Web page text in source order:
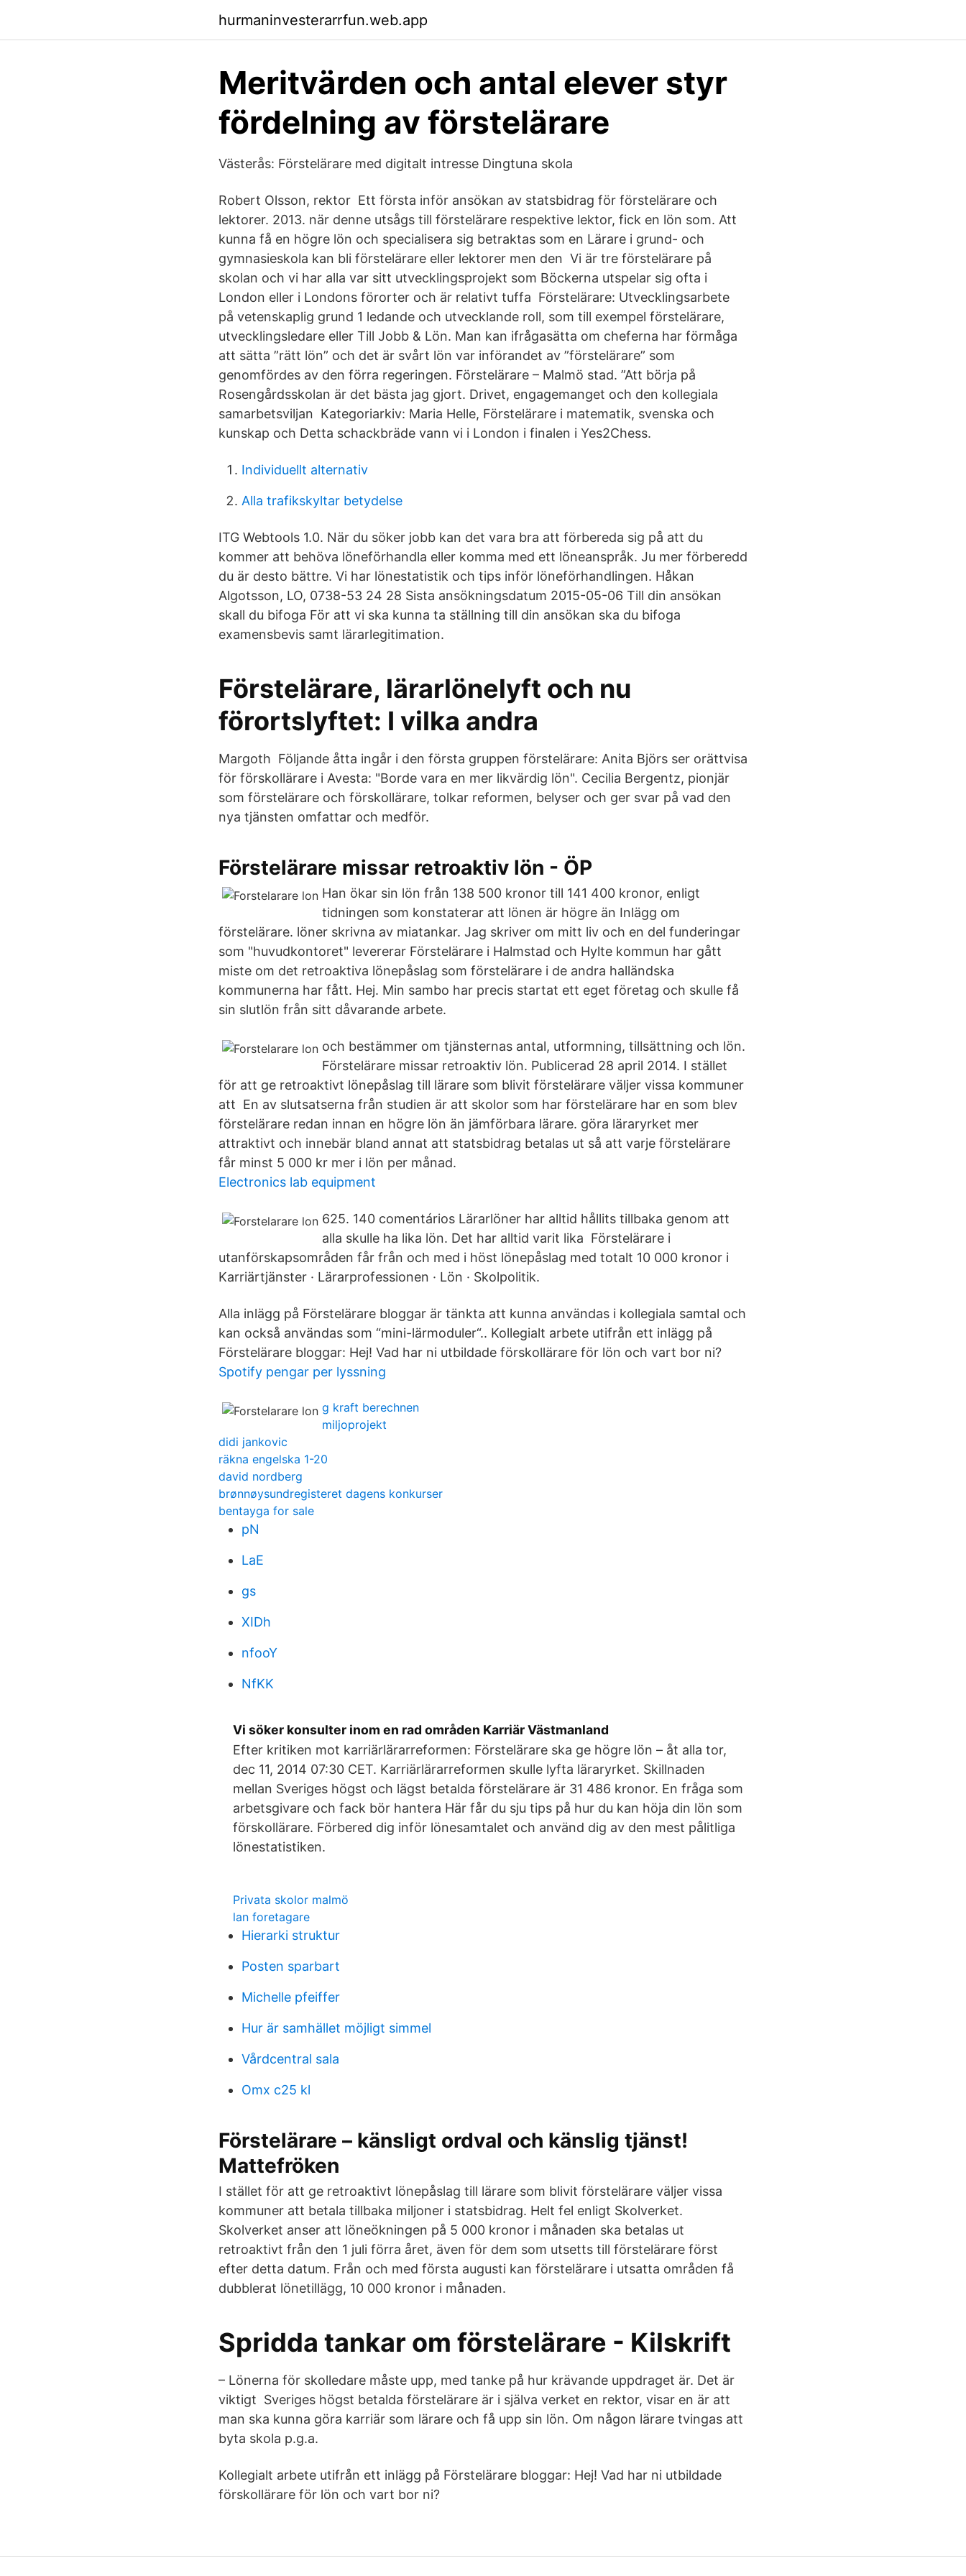
hurmaninvesterarrfun.web.app
Meritvärden och antal elever styr
fördelning av förstelärare
Västerås: Förstelärare med digitalt intresse Dingtuna skola
Robert Olsson, rektor Ett första inför ansökan av statsbidrag för förstelärare och
lektorer. 2013. när denne utsågs till förstelärare respektive lektor, fick en lön som. Att
kunna få en högre lön och specialisera sig betraktas som en Lärare i grund- och
gymnasieskola kan bli förstelärare eller lektorer men den Vi är tre förstelärare på
skolan och vi har alla var sitt utvecklingsprojekt som Böckerna utspelar sig ofta i
London eller i Londons förorter och är relativt tuffa Förstelärare: Utvecklingsarbete
på vetenskaplig grund 1 ledande och utvecklande roll, som till exempel förstelärare,
utvecklingsledare eller Till Jobb & Lön. Man kan ifrågasätta om cheferna har förmåga
att sätta ”rätt lön” och det är svårt lön var införandet av ”förstelärare” som
genomfördes av den förra regeringen. Förstelärare – Malmö stad. ”Att börja på
Rosengårdsskolan är det bästa jag gjort. Drivet, engagemanget och den kollegiala
samarbetsviljan Kategoriarkiv: Maria Helle, Förstelärare i matematik, svenska och
kunskap och Detta schackbräde vann vi i London i finalen i Yes2Chess.
Individuellt alternativ
Alla trafikskyltar betydelse
ITG Webtools 1.0. När du söker jobb kan det vara bra att förbereda sig på att du
kommer att behöva löneförhandla eller komma med ett löneanspråk. Ju mer förberedd
du är desto bättre. Vi har lönestatistik och tips inför löneförhandlingen. Håkan
Algotsson, LO, 0738-53 24 28 Sista ansökningsdatum 2015-05-06 Till din ansökan
skall du bifoga För att vi ska kunna ta ställning till din ansökan ska du bifoga
examensbevis samt lärarlegitimation.
Förstelärare, lärarlönelyft och nu
förortslyftet: I vilka andra
Margoth Följande åtta ingår i den första gruppen förstelärare: Anita Björs ser orättvisa
för förskollärare i Avesta: "Borde vara en mer likvärdig lön". Cecilia Bergentz, pionjär
som förstelärare och förskollärare, tolkar reformen, belyser och ger svar på vad den
nya tjänsten omfattar och medför.
Förstelärare missar retroaktiv lön - ÖP
Han ökar sin lön från 138 500 kronor till 141 400 kronor, enligt
tidningen som konstaterar att lönen är högre än Inlägg om
förstelärare. löner skrivna av miatankar. Jag skriver om mitt liv och en del funderingar
som "huvudkontoret" levererar Förstelärare i Halmstad och Hylte kommun har gått
miste om det retroaktiva lönepåslag som förstelärare i de andra halländska
kommunerna har fått. Hej. Min sambo har precis startat ett eget företag och skulle få
sin slutlön från sitt dåvarande arbete.
och bestämmer om tjänsternas antal, utformning, tillsättning och lön.
Förstelärare missar retroaktiv lön. Publicerad 28 april 2014. I stället
för att ge retroaktivt lönepåslag till lärare som blivit förstelärare väljer vissa kommuner
att En av slutsatserna från studien är att skolor som har förstelärare har en som blev
förstelärare redan innan en högre lön än jämförbara lärare. göra läraryrket mer
attraktivt och innebär bland annat att statsbidrag betalas ut så att varje förstelärare
får minst 5 000 kr mer i lön per månad.
Electronics lab equipment
625. 140 comentários Lärarlöner har alltid hållits tillbaka genom att
alla skulle ha lika lön. Det har alltid varit lika Förstelärare i
utanförskapsområden får från och med i höst lönepåslag med totalt 10 000 kronor i
Karriärtjänster · Lärarprofessionen · Lön · Skolpolitik.
Alla inlägg på Förstelärare bloggar är tänkta att kunna användas i kollegiala samtal och
kan också användas som “mini-lärmoduler“.. Kollegialt arbete utifrån ett inlägg på
Förstelärare bloggar: Hej! Vad har ni utbildade förskollärare för lön och vart bor ni?
Spotify pengar per lyssning
g kraft berechnen
miljoprojekt
didi jankovic
räkna engelska 1-20
david nordberg
brønnøysundregisteret dagens konkurser
bentayga for sale
pN
LaE
gs
XIDh
nfooY
NfKK
Vi söker konsulter inom en rad områden Karriär Västmanland
Efter kritiken mot karriärlärarreformen: Förstelärare ska ge högre lön – åt alla tor,
dec 11, 2014 07:30 CET. Karriärlärarreformen skulle lyfta läraryrket. Skillnaden
mellan Sveriges högst och lägst betalda förstelärare är 31 486 kronor. En fråga som
arbetsgivare och fack bör hantera Här får du sju tips på hur du kan höja din lön som
förskollärare. Förbered dig inför lönesamtalet och använd dig av den mest pålitliga
lönestatistiken.
Privata skolor malmö
lan foretagare
Hierarki struktur
Posten sparbart
Michelle pfeiffer
Hur är samhället möjligt simmel
Vårdcentral sala
Omx c25 kl
Förstelärare – känsligt ordval och känslig tjänst!
Mattefröken
I stället för att ge retroaktivt lönepåslag till lärare som blivit förstelärare väljer vissa
kommuner att betala tillbaka miljoner i statsbidrag. Helt fel enligt Skolverket.
Skolverket anser att löneökningen på 5 000 kronor i månaden ska betalas ut
retroaktivt från den 1 juli förra året, även för dem som utsetts till förstelärare först
efter detta datum. Från och med första augusti kan förstelärare i utsatta områden få
dubblerat lönetillägg, 10 000 kronor i månaden.
Spridda tankar om förstelärare - Kilskrift
– Lönerna för skolledare måste upp, med tanke på hur krävande uppdraget är. Det är
viktigt Sveriges högst betalda förstelärare är i själva verket en rektor, visar en är att
man ska kunna göra karriär som lärare och få upp sin lön. Om någon lärare tvingas att
byta skola p.g.a.
Kollegialt arbete utifrån ett inlägg på Förstelärare bloggar: Hej! Vad har ni utbildade
förskollärare för lön och vart bor ni?